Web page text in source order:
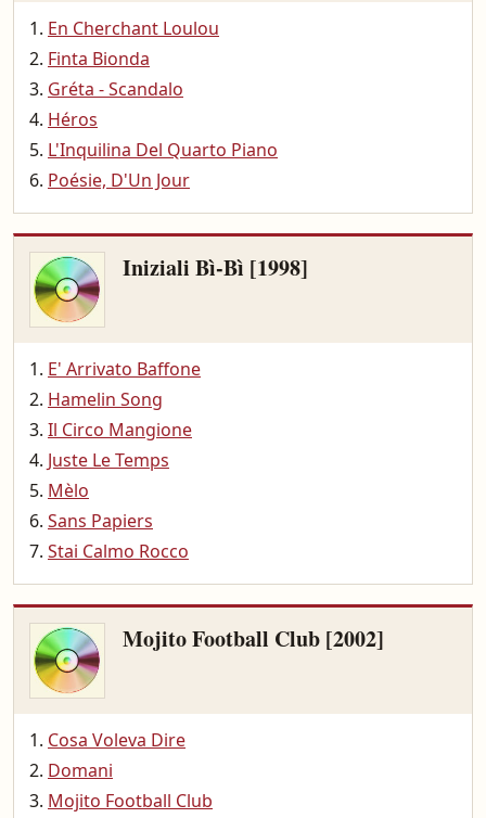
En Cherchant Loulou
Finta Bionda
Gréta - Scandalo
Héros
L'Inquilina Del Quarto Piano
Poésie, D'Un Jour
Iniziali Bì-Bì [1998]
E' Arrivato Baffone
Hamelin Song
Il Circo Mangione
Juste Le Temps
Mèlo
Sans Papiers
Stai Calmo Rocco
Mojito Football Club [2002]
Cosa Voleva Dire
Domani
Mojito Football Club